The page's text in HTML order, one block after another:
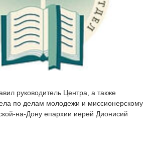
руководитель Центра, а также
по делам молодежи и миссионерскому
на-Дону епархии иерей Дионисий